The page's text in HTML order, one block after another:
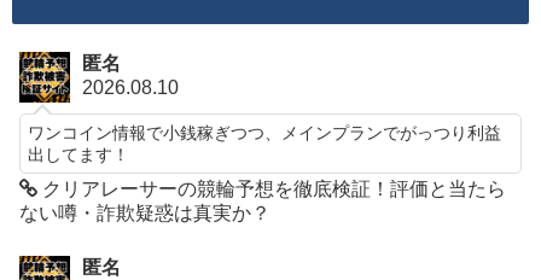
匿名
2026.08.10
ワンコイン情報で小銭稼ぎつつ、メインプランでがっつり利益
出してます！
クリアレーサーの競輪予想を徹底検証！評価と当たら
ない噂・詐欺疑惑は真実か？
匿名